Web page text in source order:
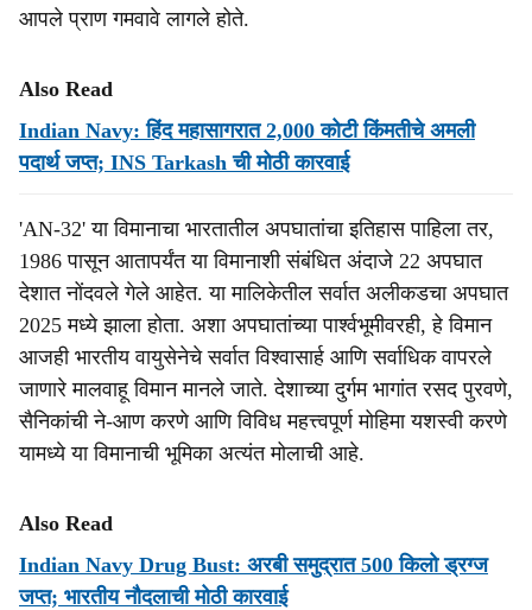
आपले प्राण गमवावे लागले होते.
Also Read
Indian Navy: हिंद महासागरात 2,000 कोटी किंमतीचे अमली
पदार्थ जप्त; INS Tarkash ची मोठी कारवाई
'AN-32' या विमानाचा भारतातील अपघातांचा इतिहास पाहिला तर,
1986 पासून आतापर्यंत या विमानाशी संबंधित अंदाजे 22 अपघात
देशात नोंदवले गेले आहेत. या मालिकेतील सर्वात अलीकडचा अपघात
2025 मध्ये झाला होता. अशा अपघातांच्या पार्श्वभूमीवरही, हे विमान
आजही भारतीय वायुसेनेचे सर्वात विश्वासार्ह आणि सर्वाधिक वापरले
जाणारे मालवाहू विमान मानले जाते. देशाच्या दुर्गम भागांत रसद पुरवणे,
सैनिकांची ने-आण करणे आणि विविध महत्त्वपूर्ण मोहिमा यशस्वी करणे
यामध्ये या विमानाची भूमिका अत्यंत मोलाची आहे.
Also Read
Indian Navy Drug Bust: अरबी समुद्रात 500 किलो ड्रग्ज
जप्त; भारतीय नौदलाची मोठी कारवाई